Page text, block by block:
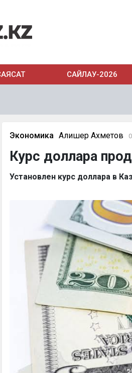
САЙЛАУ-2026
Экономика Алишер Ахметов
Курс доллара
Установлен курс доллара в